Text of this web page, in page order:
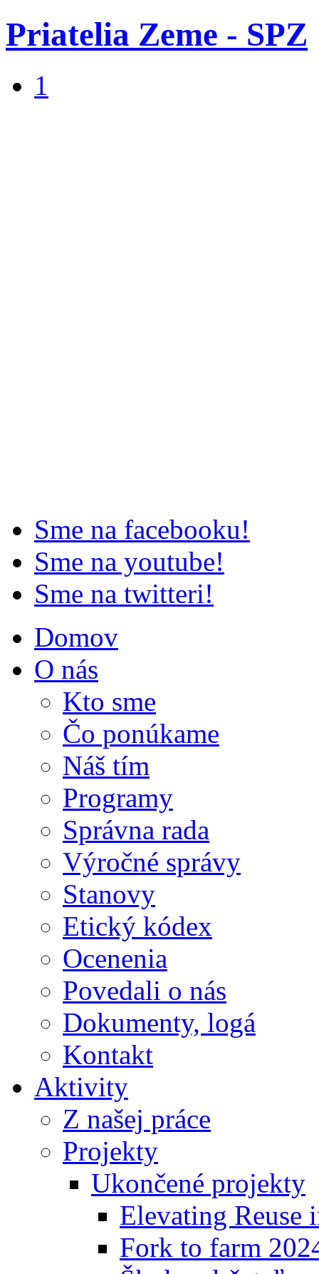
Priatelia Zeme - SPZ
1
Sme na facebooku!
Sme na youtube!
Sme na twitteri!
Domov
O nás
Kto sme
Čo ponúkame
Náš tím
Programy
Správna rada
Výročné správy
Stanovy
Etický kódex
Ocenenia
Povedali o nás
Dokumenty, logá
Kontakt
Aktivity
Z našej práce
Projekty
Ukončené projekty
Elevating Reuse
Fork to farm